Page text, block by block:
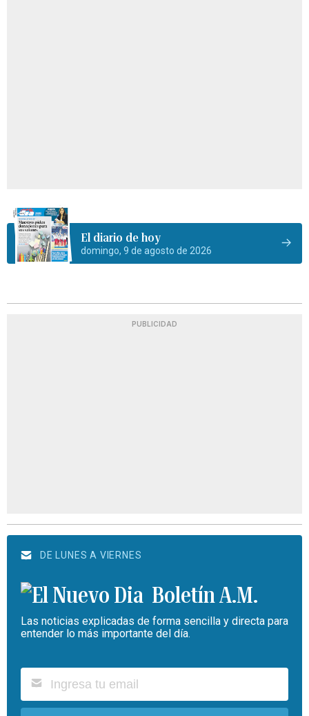
El diario de hoy
domingo, 9 de agosto de 2026
PUBLICIDAD
DE LUNES A VIERNES
Boletín A.M.
Las noticias explicadas de forma sencilla y directa para
entender lo más importante del día.